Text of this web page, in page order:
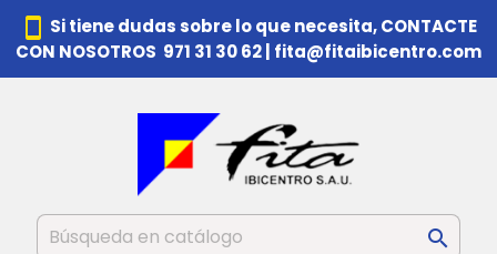
smartphone Si tiene dudas sobre lo que necesita,CONTACTE
CON NOSOTROS 971 31 30 62| fita@fitaibicentro.com
